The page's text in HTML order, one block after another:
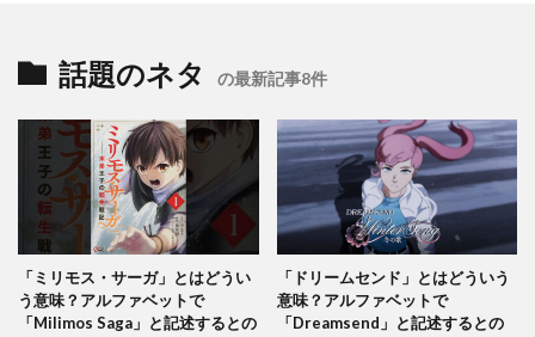
話題のネタ の最新記事8件
「ミリモス・サーガ」とはどうい
う意味？アルファベットで
「Milimos Saga」と記述するとの
「ドリームセンド」とはどういう
意味？アルファベットで
「Dreamsend」と記述するとの